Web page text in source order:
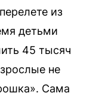
из
детьми
45 тысяч
не
Сама